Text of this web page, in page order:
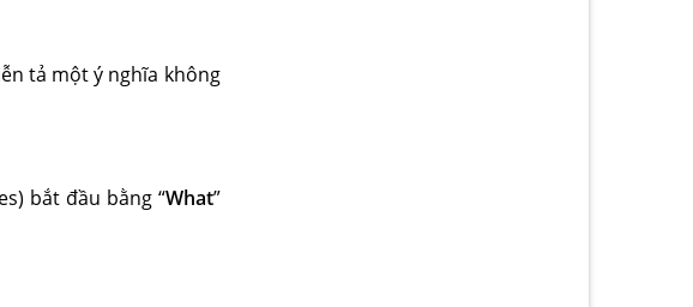
tả một ý nghĩa không
bắt đầu bằng “What”